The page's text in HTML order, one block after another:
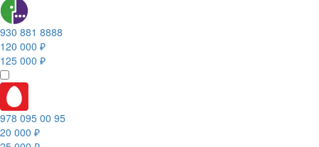
930 881 8888
120 000 ₽
125 000 ₽
978 095 00 95
20 000 ₽